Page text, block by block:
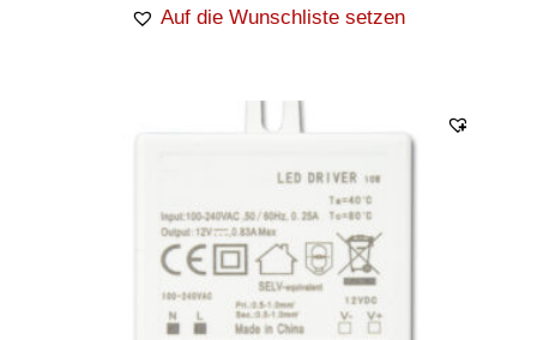
Auf die Wunschliste setzen